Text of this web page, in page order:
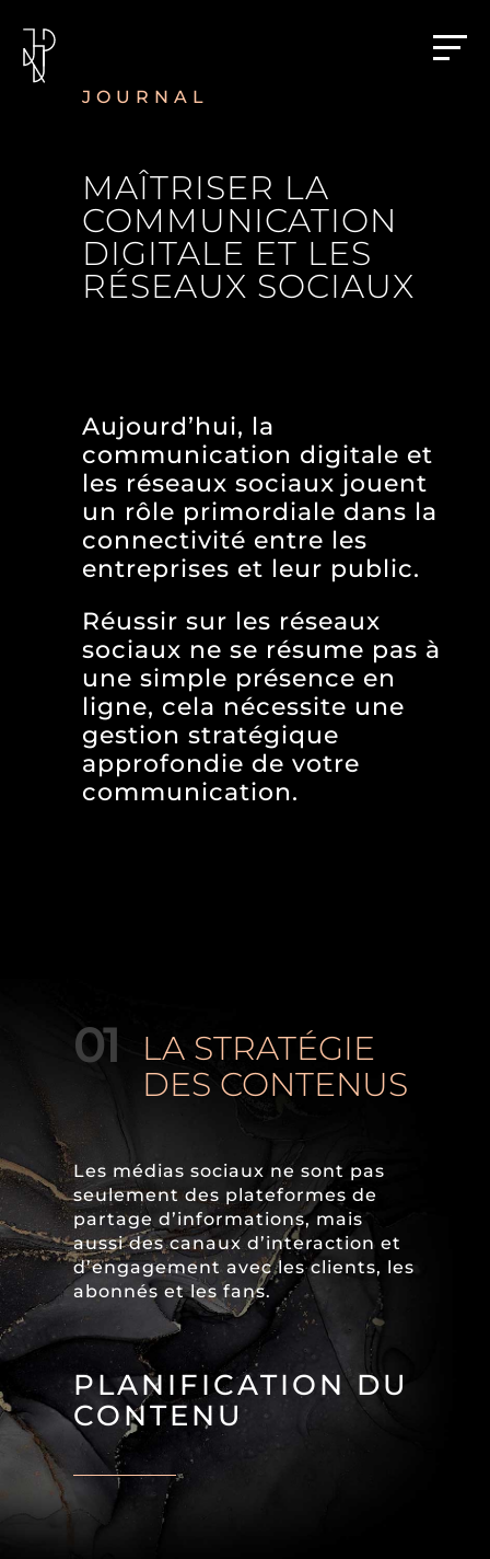
JOURNAL
MAÎTRISER LA
COMMUNICATION
DIGITALE ET LES
RÉSEAUX SOCIAUX
Aujourd’hui, la
communication digitale et
les réseaux sociaux jouent
un rôle primordiale dans la
connectivité entre les
entreprises et leur public.
Réussir sur les réseaux
sociaux ne se résume pas à
une simple présence en
ligne, cela nécessite une
gestion stratégique
approfondie de votre
communication.
01
LA STRATÉGIE
DES CONTENUS
Les médias sociaux ne sont pas
seulement des plateformes de
partage d’informations, mais
aussi des canaux d’interaction et
d’engagement avec les clients, les
abonnés et les fans.
PLANIFICATION DU
CONTENU